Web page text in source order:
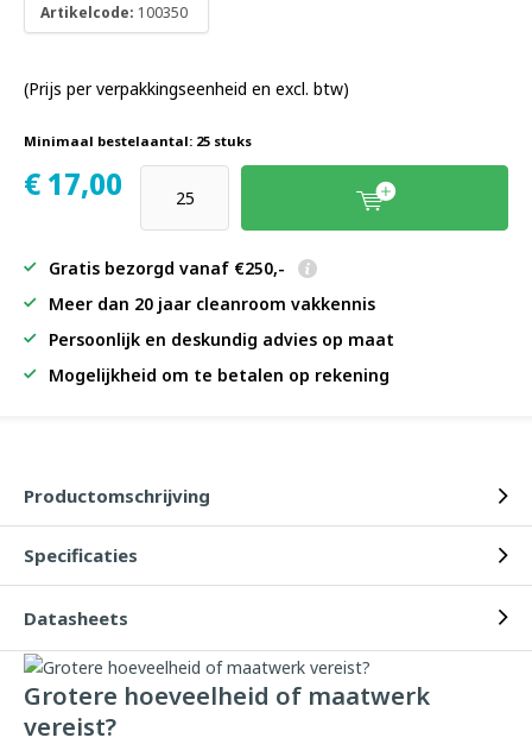
Artikelcode: 100350
(Prijs per verpakkingseenheid en excl. btw)
Minimaal bestelaantal: 25 stuks
€ 17,00
Gratis bezorgd vanaf €250,-
Meer dan 20 jaar cleanroom vakkennis
Persoonlijk en deskundig advies op maat
Mogelijkheid om te betalen op rekening
Productomschrijving
Specificaties
Datasheets
Grotere hoeveelheid of maatwerk
vereist?